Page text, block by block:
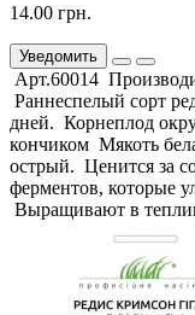
14.00 грн.
Уведомить
Арт.60014
Раннеспелый сорт
дней. Корнеплод
кончиком Мякоть
острый. Ценится за
ферментов, которые
Выращивают в